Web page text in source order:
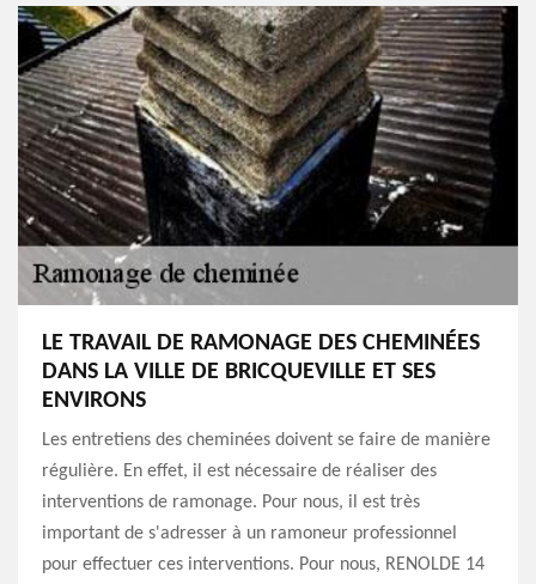
LE TRAVAIL DE RAMONAGE DES CHEMINÉES
DANS LA VILLE DE BRICQUEVILLE ET SES
ENVIRONS
Les entretiens des cheminées doivent se faire de manière
régulière. En effet, il est nécessaire de réaliser des
interventions de ramonage. Pour nous, il est très
important de s'adresser à un ramoneur professionnel
pour effectuer ces interventions. Pour nous, RENOLDE 14